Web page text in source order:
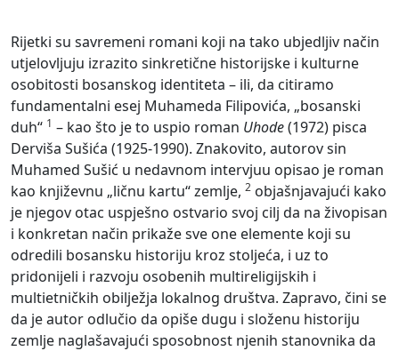
Rijetki su savremeni romani koji na tako ubjedljiv način
utjelovljuju izrazito sinkretične historijske i kulturne
osobitosti bosanskog identiteta – ili, da citiramo
fundamentalni esej Muhameda Filipovića, „bosanski
duh“ 1 – kao što je to uspio roman Uhode(1972) pisca
Derviša Sušića (1925-1990). Znakovito, autorov sin
Muhamed Sušić u nedavnom intervjuu opisao je roman
kao književnu „ličnu kartu“ zemlje, 2 objašnjavajući kako
je njegov otac uspješno ostvario svoj cilj da na živopisan
i konkretan način prikaže sve one elemente koji su
odredili bosansku historiju kroz stoljeća, i uz to
pridonijeli i razvoju osobenih multireligijskih i
multietničkih obilježja lokalnog društva. Zapravo, čini se
da je autor odlučio da opiše dugu i složenu historiju
zemlje naglašavajući sposobnost njenih stanovnika da